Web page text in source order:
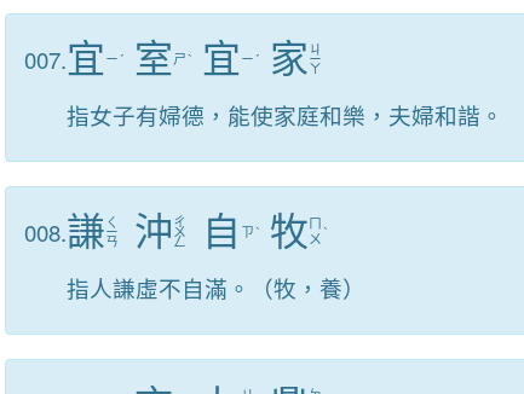
007.宜 ㄧ ˊ 室 ㄕˋ 宜 ㄧ ˊ 家 ㄐ
ㄧ
ㄚ
指女子有婦德，能使家庭和樂，夫婦和諧。
008.謙 ㄑ
ㄧ
ㄢ 沖 ㄔ
ㄨ
ㄥ 自 ㄗˋ 牧 ㄇ
ㄨ ˋ
指人謙虛不自滿。（牧，養）